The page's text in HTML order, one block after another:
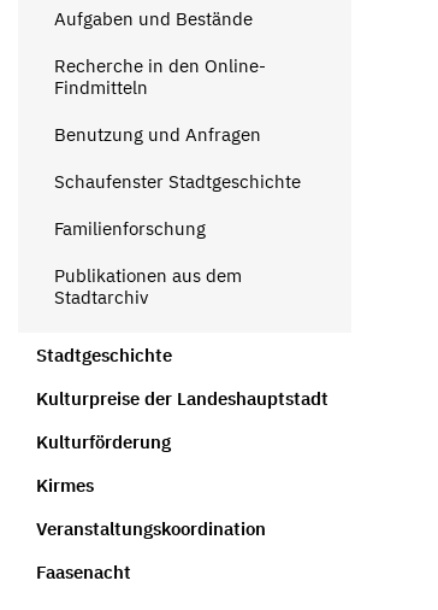
Aufgaben und Bestände
Recherche in den Online-
Findmitteln
Benutzung und Anfragen
Schaufenster Stadtgeschichte
Familienforschung
Publikationen aus dem
Stadtarchiv
Stadtgeschichte
Kulturpreise der Landeshauptstadt
Kulturförderung
Kirmes
Veranstaltungskoordination
Faasenacht